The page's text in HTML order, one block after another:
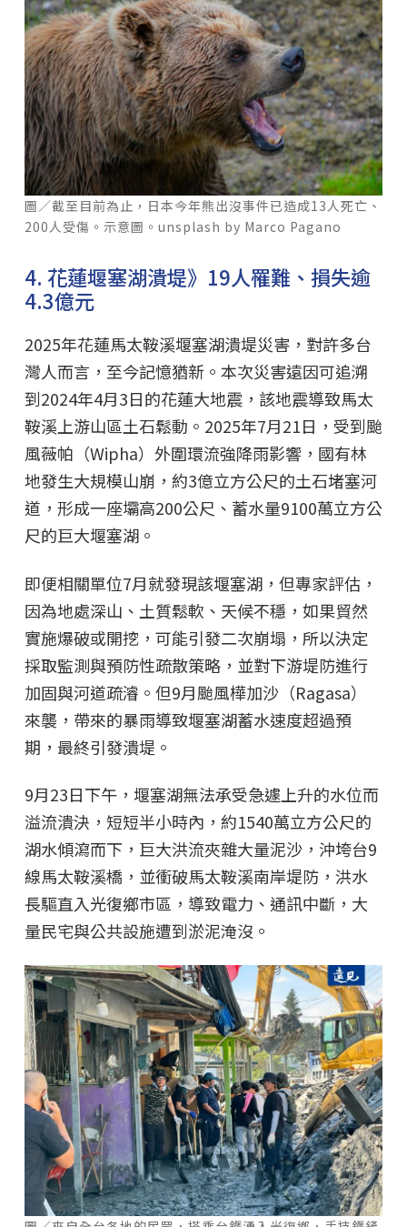
圖／截至目前為止，日本今年熊出沒事件已造成13人死亡、
200人受傷。示意圖。unsplash by Marco Pagano
4. 花蓮堰塞湖潰堤》19人罹難、損失逾
4.3億元
2025年花蓮馬太鞍溪堰塞湖潰堤災害，對許多台
灣人而言，至今記憶猶新。本次災害遠因可追溯
到2024年4月3日的花蓮大地震，該地震導致馬太
鞍溪上游山區土石鬆動。2025年7月21日，受到颱
風薇帕（Wipha）外圍環流強降雨影響，國有林
地發生大規模山崩，約3億立方公尺的土石堵塞河
道，形成一座壩高200公尺、蓄水量9100萬立方公
尺的巨大堰塞湖。
即便相關單位7月就發現該堰塞湖，但專家評估，
因為地處深山、土質鬆軟、天候不穩，如果貿然
實施爆破或開挖，可能引發二次崩塌，所以決定
採取監測與預防性疏散策略，並對下游堤防進行
加固與河道疏濬。但9月颱風樺加沙（Ragasa）
來襲，帶來的暴雨導致堰塞湖蓄水速度超過預
期，最終引發潰堤。
9月23日下午，堰塞湖無法承受急遽上升的水位而
溢流潰決，短短半小時內，約1540萬立方公尺的
湖水傾瀉而下，巨大洪流夾雜大量泥沙，沖垮台9
線馬太鞍溪橋，並衝破馬太鞍溪南岸堤防，洪水
長驅直入光復鄉市區，導致電力、通訊中斷，大
量民宅與公共設施遭到淤泥淹沒。